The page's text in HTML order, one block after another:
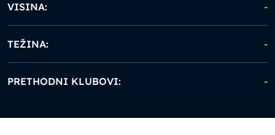
VISINA: -
TEŽINA: -
PRETHODNI KLUBOVI: -